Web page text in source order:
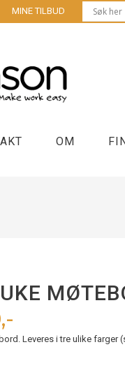
MINE TILBUD
17″ og
OM
Leveres i tre ulike